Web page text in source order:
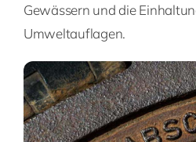
Gewässern und die
Umweltauflagen.